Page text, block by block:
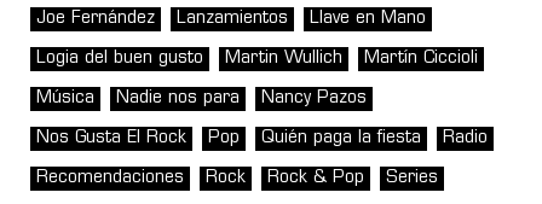
Joe Fernández Lanzamientos Llave en Mano
Logia del buen gusto Martin Wullich Martín Ciccioli
Música Nadie nos para Nancy Pazos
Nos Gusta El Rock Pop Quién paga la fiesta Radio
Recomendaciones Rock Rock & Pop Series